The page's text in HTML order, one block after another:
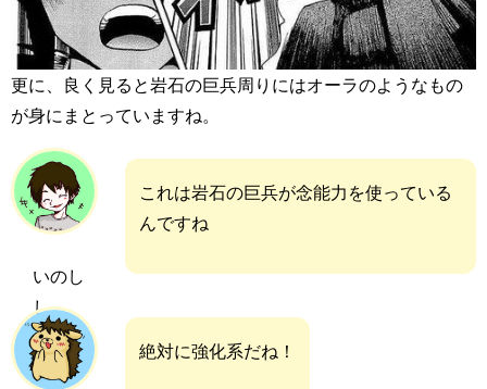
更に、良く見ると岩石の巨兵周りにはオーラのようなもの
が身にまとっていますね。
いのし
し
これは岩石の巨兵が念能力を使っている
んですね
絶対に強化系だね！